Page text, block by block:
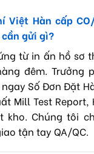
Việt Hàn cấp
gửi gì?
từ in ấn hồ sơ
đêm. Trưởng
Số Đơn Đặt
Mill Test Report,
kho. Chúng tôi
tận tay QA/QC.